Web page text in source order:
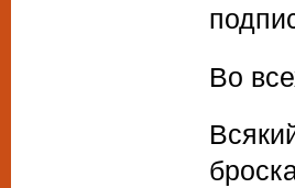
Во